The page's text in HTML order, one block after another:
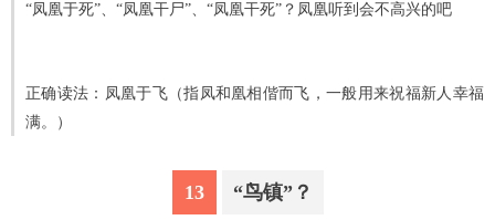
“凤凰于死”、“凤凰干尸”、“凤凰干死”？凤凰听到会不高兴的吧
正确读法：凤凰于飞（指凤和凰相偕而飞，一般用来祝福新人幸福
满。）
13 “鸟镇”？